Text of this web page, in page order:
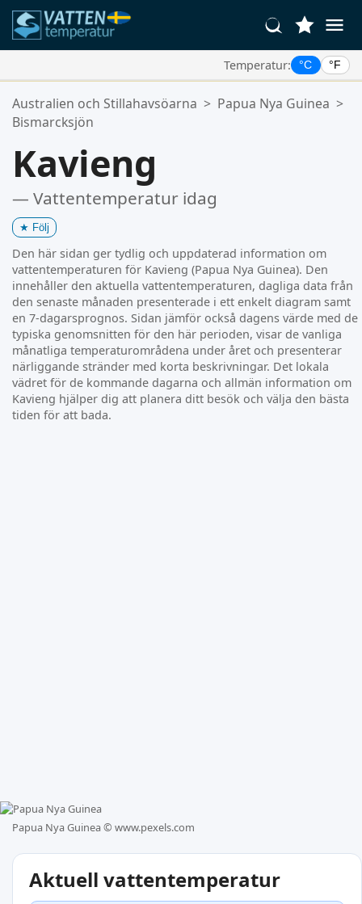
Temperatur: °C °F
Dina Favoritplatser:
Din favoritlista är tom.
Australien och Stillahavsöarna > Papua Nya Guinea >
Bismarcksjön
Kavieng
— Vattentemperatur idag
★ Följ
Den här sidan ger tydlig och uppdaterad information om
vattentemperaturen för Kavieng (Papua Nya Guinea). Den
innehåller den aktuella vattentemperaturen, dagliga data från
den senaste månaden presenterade i ett enkelt diagram samt
en 7-dagarsprognos. Sidan jämför också dagens värde med de
typiska genomsnitten för den här perioden, visar de vanliga
månatliga temperaturområdena under året och presenterar
närliggande stränder med korta beskrivningar. Det lokala
vädret för de kommande dagarna och allmän information om
Kavieng hjälper dig att planera ditt besök och välja den bästa
tiden för att bada.
Papua Nya Guinea © www.pexels.com
Aktuell vattentemperatur